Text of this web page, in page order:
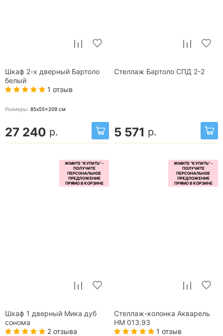
Шкаф 2-х дверный Бартоло
белый
1 отзыв
Размеры: 85x55x209 см
27 240 р.
Стеллаж Бартоло СПД 2-2
5 571 р.
Шкаф 1 дверный Мика дуб
сонома
2 отзыва
Стеллаж-колонка Акварель
НМ 013.93
1 отзыв